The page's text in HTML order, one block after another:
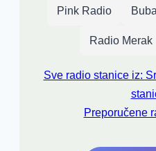
Pink Radio
Radio Merak
Sve radio stanice iz:
Preporučene